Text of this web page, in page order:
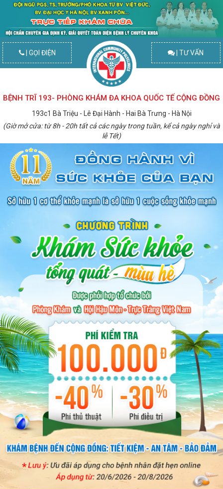
| GỌI ĐIỆN | TƯ VẤN
BỆNH TRĨ 193- PHÒNG KHÁM ĐA KHOA QUỐC TẾ CỘNG ĐỒNG
193c1 Bà Triệu - Lê Đại Hành - Hai Bà Trưng - Hà Nội
(Giờ mở cửa: từ 8h - 20h tất cả các ngày trong tuần, kể cả ngày nghỉ và
lễ Tết)